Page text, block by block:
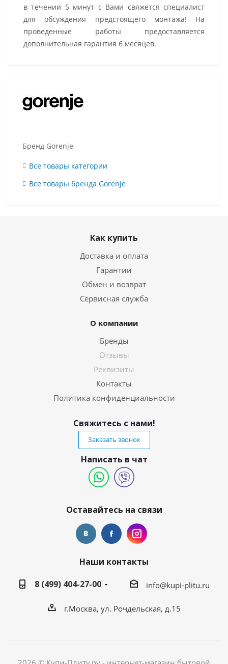
в течении 5 минут с Вами свяжется специалист
для обсуждения предстоящего монтажа! На
проведенные работы предоставляется
дополнительная гарантия 6 месяцев.
Бренд Gorenje
Все товары категории
Все товары бренда Gorenje
Как купить
Доставка и оплата
Гарантии
Обмен и возврат
Сервисная служба
О компании
Бренды
Отзывы
Реквизиты
Контакты
Политика конфиденциальности
Свяжитесь с нами!
Заказать звонок
Написать в чат
Оставайтесь на связи
Наши контакты
8 (499) 404-27-00
info@kupi-plitu.ru
г.Москва, ул. Рочдельская, д.15